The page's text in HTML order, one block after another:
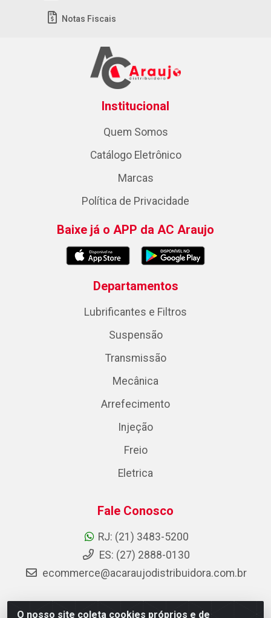
O nosso site coleta cookies próprios e de
Notas Fiscais
Institucional
Quem Somos
Catálogo Eletrônico
Marcas
Política de Privacidade
Baixe já o APP da AC Araujo
Departamentos
Lubrificantes e Filtros
Suspensão
Transmissão
Mecânica
Arrefecimento
Injeção
Freio
Eletrica
Fale Conosco
RJ: (21) 3483-5200
ES: (27) 2888-0130
ecommerce@acaraujodistribuidora.com.br